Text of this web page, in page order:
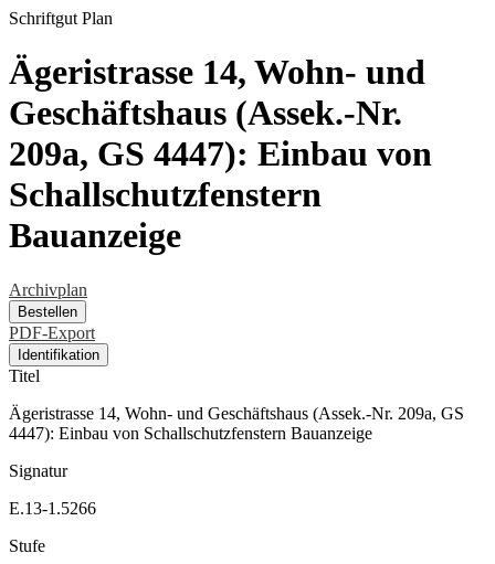
Schriftgut Plan
Ägeristrasse 14, Wohn- und
Geschäftshaus (Assek.-Nr.
209a, GS 4447): Einbau von
Schallschutzfenstern
Bauanzeige
Archivplan
Bestellen
PDF-Export
Identifikation
Titel
Ägeristrasse 14, Wohn- und Geschäftshaus (Assek.-Nr. 209a, GS
4447): Einbau von Schallschutzfenstern Bauanzeige
Signatur
E.13-1.5266
Stufe